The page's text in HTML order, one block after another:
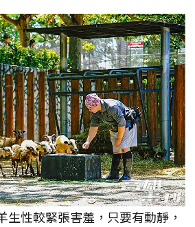
生性較緊張害羞，只要有動靜，